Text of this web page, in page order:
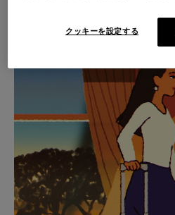
IS
PLAYED,
PLEASE
PRESS
TO
PAUSE
IS
MUTED,
PLEASE
PRESS
TO
UNMUTE
厳選されたギフト
あらゆる旅に
パートナーを見
クッキーを設定する